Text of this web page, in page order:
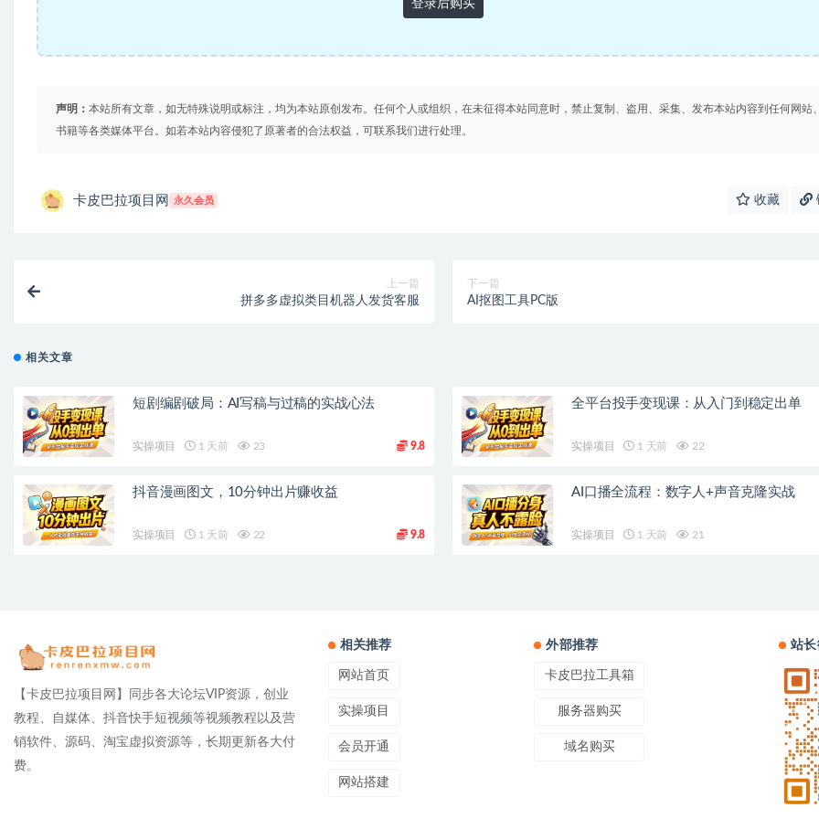
登录后购买
声明： 本站所有文章，如无特殊说明或标注，均为本站原创发布。任何个人或组织，在未征得本站同意时，禁止复制、盗用、采集、发布本站内容到任何网站
书籍等各类媒体平台。如若本站内容侵犯了原著者的合法权益，可联系我们进行处理。
卡皮巴拉项目网 永久会员 收藏
上一篇
拼多多虚拟类目机器人发货客服
下一篇
AI抠图工具PC版
相关文章
短剧编剧破局：AI写稿与过稿的实战心法
实操项目 1 天前 23 9.8
全平台投手变现课：从入门到稳定出单
实操项目 1 天前 22
抖音漫画图文，10分钟出片赚收益
实操项目 1 天前 22 9.8
AI口播全流程：数字人+声音克隆实战
实操项目 1 天前 21
【卡皮巴拉项目网】同步各大论坛VIP资源，创业
教程、自媒体、抖音快手短视频等视频教程以及营
销软件、源码、淘宝虚拟资源等，长期更新各大付
费。
相关推荐
网站首页
实操项目
会员开通
网站搭建
外部推荐
卡皮巴拉工具箱
服务器购买
域名购买
站